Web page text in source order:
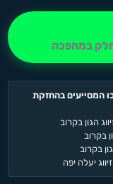
חלק במהפכה
המסייעים בהחזקת
הגון בקרוב
בקרוב
בקרוב
יעלה יפה